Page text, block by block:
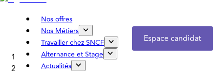
Nos offres
Nos Métiers
Travailler chez SNCF
Alternance et Stage
Actualités
Espace candidat
Accueil
Nos offres